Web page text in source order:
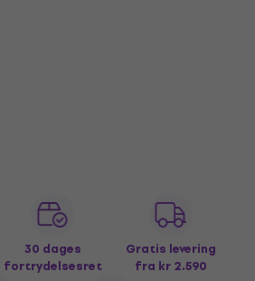
30 dages
fortrydelsesret
Gratis levering
fra kr 2.590